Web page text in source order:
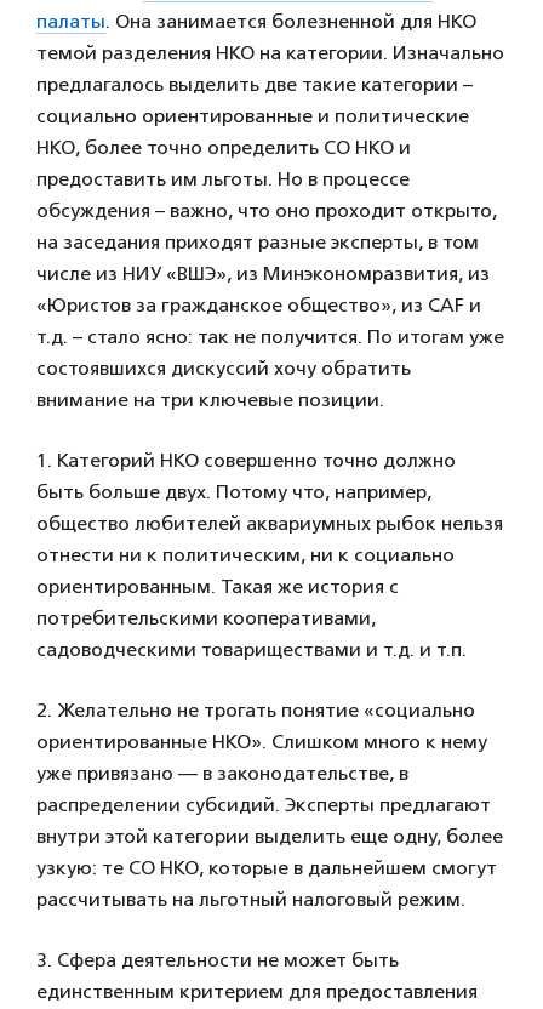
палаты. Она занимается болезненной для НКО
темой разделения НКО на категории. Изначально
предлагалось выделить две такие категории –
социально ориентированные и политические
НКО, более точно определить СО НКО и
предоставить им льготы. Но в процессе
обсуждения – важно, что оно проходит открыто,
на заседания приходят разные эксперты, в том
числе из НИУ «ВШЭ», из Минэкономразвития, из
«Юристов за гражданское общество», из CAF и
т.д. – стало ясно: так не получится. По итогам уже
состоявшихся дискуссий хочу обратить
внимание на три ключевые позиции.
1. Категорий НКО совершенно точно должно
быть больше двух. Потому что, например,
общество любителей аквариумных рыбок нельзя
отнести ни к политическим, ни к социально
ориентированным. Такая же история с
потребительскими кооперативами,
садоводческими товариществами и т.д. и т.п.
2. Желательно не трогать понятие «социально
ориентированные НКО». Слишком много к нему
уже привязано — в законодательстве, в
распределении субсидий. Эксперты предлагают
внутри этой категории выделить еще одну, более
узкую: те СО НКО, которые в дальнейшем смогут
рассчитывать на льготный налоговый режим.
3. Сфера деятельности не может быть
единственным критерием для предоставления